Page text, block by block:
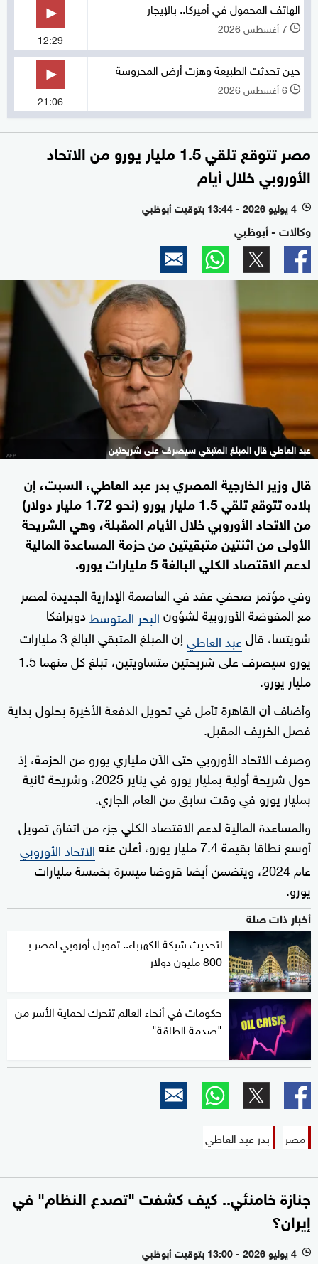
الهاتف المحمول في أميركا.. بالإيجار
l 7 أغسطس 2026
12:29
حين تحدثت الطبيعة وهزت أرض المحروسة
l 6 أغسطس 2026
21:06
مصر تتوقع تلقي 1.5 مليار يورو من الاتحاد
الأوروبي خلال أيام
l 4 يوليو 2026 - 13:44 بتوقيت أبوظبي
وكالات - أبوظبي
عبد العاطي قال المبلغ المتبقي سيصرف على شريحتين
قال وزير الخارجية المصري بدر عبد العاطي، السبت، إن
بلاده تتوقع تلقي 1.5 مليار يورو (نحو 1.72 مليار دولار)
من الاتحاد الأوروبي خلال الأيام المقبلة، وهي الشريحة
الأولى من اثنتين متبقيتين من حزمة المساعدة المالية
لدعم الاقتصاد الكلي ‌البالغة 5 مليارات يورو.
وفي مؤتمر صحفي عقد في العاصمة ‌الإدارية الجديدة ‌لمصر
مع المفوضة الأوروبية لشؤونالبحر المتوسطدوبرافكا
شويتسا، قالعبد العاطي
إن المبلغ المتبقي البالغ 3 مليارات
يورو ‌سيصرف على شريحتين متساويتين، تبلغ ‌كل ⁠منهما 1.5
مليار يورو.
وأضاف أن القاهرة تأمل في تحويل الدفعة الأخيرة بحلول بداية
فصل الخريف المقبل.
وصرف الاتحاد ⁠الأوروبي ‌حتى الآن ملياري يورو من الحزمة، ⁠إذ
حول شريحة أولية بمليار يورو في ⁠يناير 2025، وشريحة ثانية
بمليار يورو في وقت ⁠سابق من العام الجاري.
والمساعدة المالية لدعم الاقتصاد الكلي جزء من اتفاق تمويل
أوسع نطاقا بقيمة 7.4 مليار يورو، أعلن عنه
الاتحاد الأوروبي
عام 2024، ويتضمن أيضا قروضا ميسرة بخمسة مليارات
يورو.
أخبار ذات صلة
لتحديث شبكة الكهرباء.. تمويل أوروبي لمصر بـ
800 مليون دولار
حكومات في أنحاء العالم تتحرك لحماية الأسر من
"صدمة الطاقة"
مصر بدر عبد العاطي
جنازة خامنئي.. كيف كشفت "تصدع النظام" في
إيران؟
l 4 يوليو 2026 - 13:00 بتوقيت أبوظبي